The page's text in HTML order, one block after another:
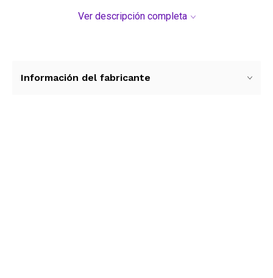
colores y efectos dinamicos. Su conectividad
deslizamientos y un diseño ergonomico de 67
Ver descripción completa
Información del fabricante